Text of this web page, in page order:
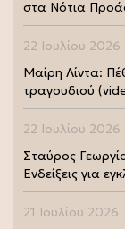
στα Νότια
22 Ιουλίου 2026
Μαίρη Λίντα:
τραγουδιού
22 Ιουλίου 2026
Σταύρος
Ενδείξεις για
21 Ιουλίου 2026